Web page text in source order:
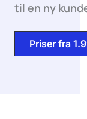
til en ny
Priser fra